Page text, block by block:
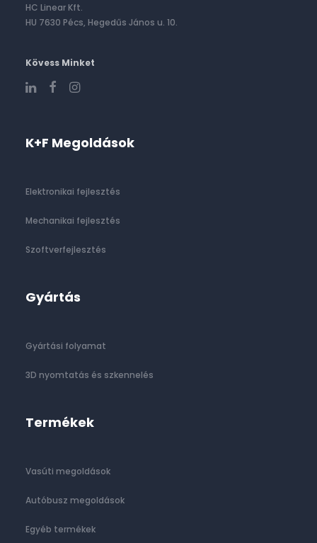
HC Linear Kft.
HU 7630 Pécs, Hegedűs János u. 10.
Kövess Minket
K+F Megoldások
Elektronikai fejlesztés
Mechanikai fejlesztés
Szoftverfejlesztés
Gyártás
Gyártási folyamat
3D nyomtatás és szkennelés
Termékek
Vasúti megoldások
Autóbusz megoldások
Egyéb termékek